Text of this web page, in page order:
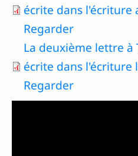
écrite dans l'écriture
Regarder
La deuxième lettre
écrite dans l'écriture
Regarder